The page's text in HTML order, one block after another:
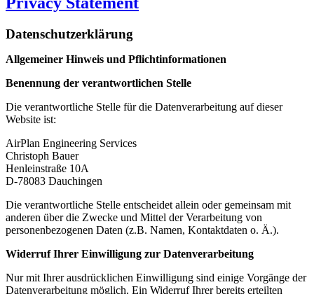
Datenschutzerklärung
Allgemeiner Hinweis und Pflichtinformationen
Benennung der verantwortlichen Stelle
Die verantwortliche Stelle für die Datenverarbeitung auf dieser
Website ist:
AirPlan Engineering Services
Christoph Bauer
Henleinstraße 10A
D-78083 Dauchingen
Die verantwortliche Stelle entscheidet allein oder gemeinsam mit
anderen über die Zwecke und Mittel der Verarbeitung von
personenbezogenen Daten (z.B. Namen, Kontaktdaten o. Ä.).
Widerruf Ihrer Einwilligung zur Datenverarbeitung
Nur mit Ihrer ausdrücklichen Einwilligung sind einige Vorgänge der
Datenverarbeitung möglich. Ein Widerruf Ihrer bereits erteilten